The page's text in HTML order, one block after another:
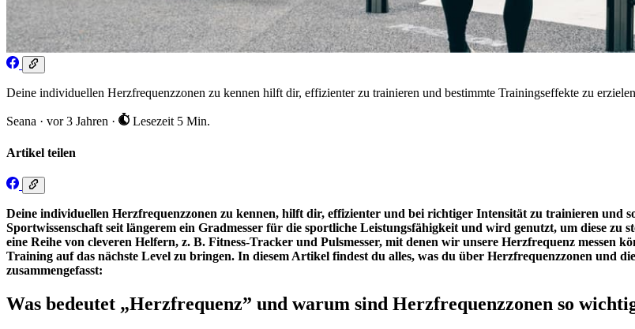
Deine individuellen Herzfrequenzzonen zu kennen hilft dir, effizienter zu trainieren und bestimmte Trainingseffekte zu
Seana · vor 3 Jahren · Lesezeit 5 Min.
Artikel teilen
Deine individuellen Herzfrequenzzonen zu kennen, hilft dir, effizienter und bei richtiger Intensität zu trainieren und
Sportwissenschaft seit längerem ein Gradmesser für die sportliche Leistungsfähigkeit und wird genutzt, um diese zu
eine Reihe von cleveren Helfern, z. B. Fitness-Tracker und Pulsmesser, mit denen wir unsere Herzfrequenz messen
Training auf das nächste Level zu bringen. In diesem Artikel findest du alles, was du über Herzfrequenzzonen und
zusammengefasst:
Was bedeutet „Herzfrequenz” und warum sind Herzfrequenzzonen so